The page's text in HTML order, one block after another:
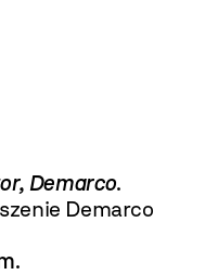
Demarco.
Demarco